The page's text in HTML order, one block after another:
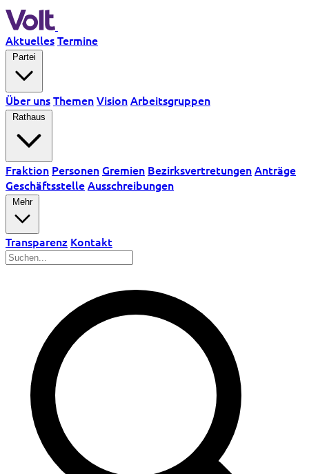
AktuellesTermine
Über unsThemenVisionArbeitsgruppen
Fraktion PersonenGremien BezirksvertretungenAnträge
GeschäftsstelleAusschreibungen
Mehr
Transparenz Kontakt